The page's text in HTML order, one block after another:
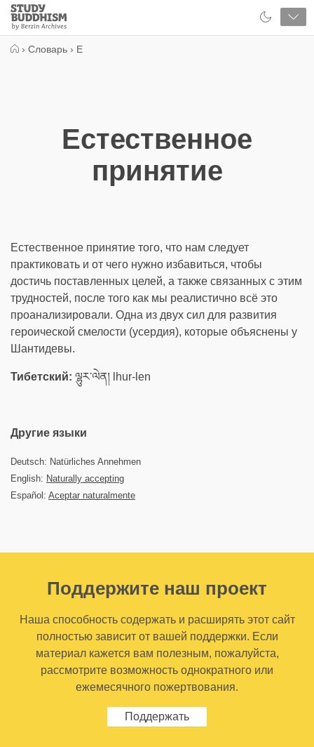
Close
Study
Buddhism
› Словарь › Е
Естественное
принятие
Естественное принятие того, что нам следует
практиковать и от чего нужно избавиться, чтобы
достичь поставленных целей, а также связанных с этим
трудностей, после того как мы реалистично всё это
проанализировали. Одна из двух сил для развития
героической смелости (усердия), которые объяснены у
Шантидевы.
Тибетский: ལྷུར་ལེན། lhur-len
Другие языки
Deutsch: Natürliches Annehmen
English: Naturally accepting
Español: Aceptar naturalmente
Поддержите наш проект
Наша способность содержать и расширять этот сайт
полностью зависит от вашей поддержки. Если
материал кажется вам полезным, пожалуйста,
рассмотрите возможность однократного или
ежемесячного пожертвования.
Поддержать